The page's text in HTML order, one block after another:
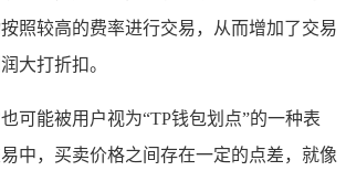
照较高的费率进行交易，从而增加了交易
大打折扣。
可能被用户视为“TP钱包划点”的一种表
中，买卖价格之间存在一定的点差，就像